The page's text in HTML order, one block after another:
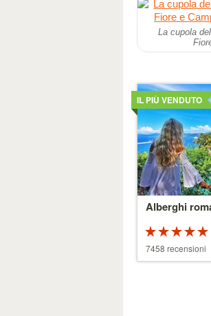
La cupola
Alberghi
IL PIÙ VENDUTO
7458 recensioni
Dettagli